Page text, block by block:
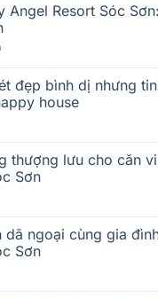
Angel Resort Sóc
đẹp bình dị nhưng
house
thượng lưu cho căn
Sơn
dã ngoại cùng gia
Sơn